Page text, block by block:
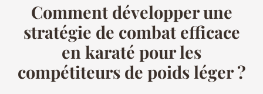
Comment développer une
stratégie de combat efficace
en karaté pour les
compétiteurs de poids léger ?